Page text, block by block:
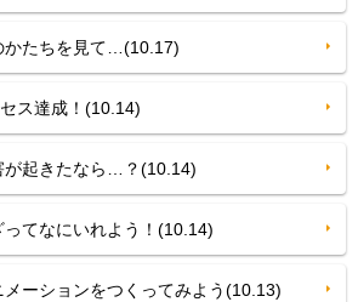
たちを見て…(10.17)
ス達成！(10.14)
起きたなら…？(10.14)
てなにいれよう！(10.14)
ーションをつくってみよう(10.13)